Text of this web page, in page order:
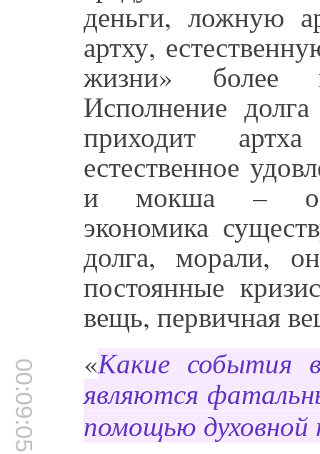
деньги, ложную
артху,
жизни» более
Исполнение
приходит
естественное
и мокша –
экономика
долга, морали,
постоянные
вещь, первичная
00:09:05 «Какие события
являются
помощью духовной